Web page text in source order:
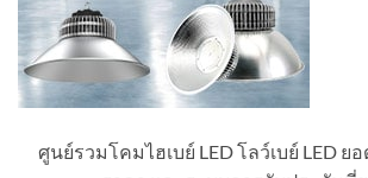
ศูนย์รวมโคมไฮเบย์ LED โลว์เบย์ LED